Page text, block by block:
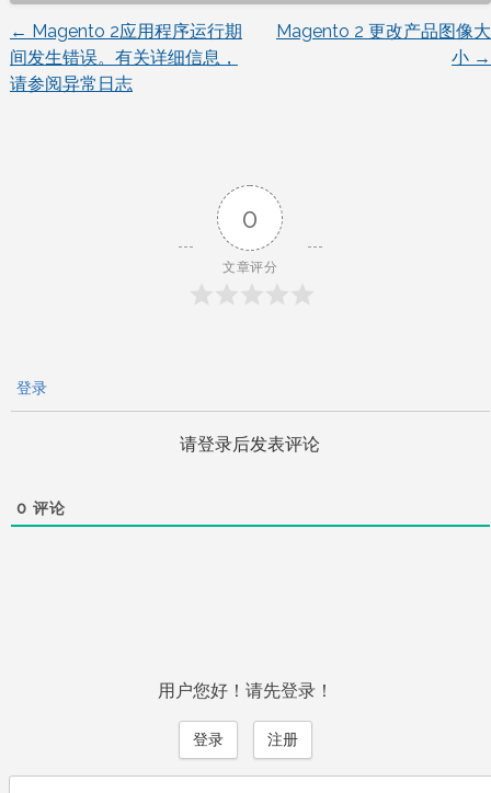
文
章
← Magento 2应用程序运行期
间发生错误。有关详细信息，
请参阅异常日志
Magento 2 更改产品图像大
小 →
0
文章评分
登录
请登录后发表评论
0 评论
用户您好！请先登录！
登录 注册